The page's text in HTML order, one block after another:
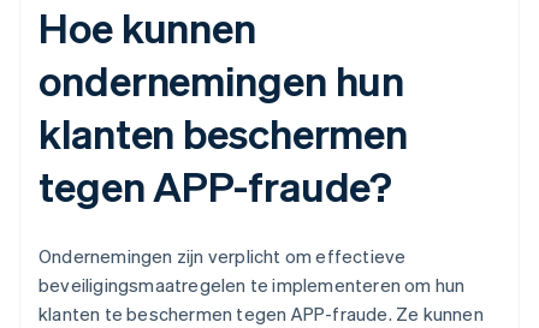
Hoe kunnen
ondernemingen hun
klanten beschermen
tegen APP-fraude?
Ondernemingen zijn verplicht om effectieve
beveiligingsmaatregelen te implementeren om hun
klanten te beschermen tegen APP-fraude. Ze kunnen